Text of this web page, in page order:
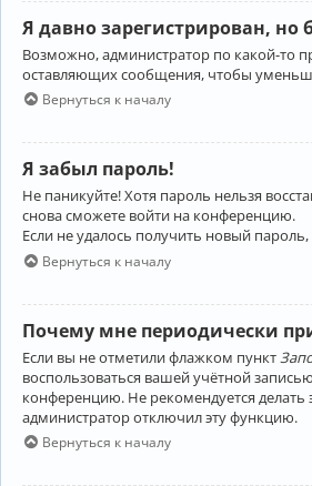
Я давно зарегистрирован, но
Возможно, администратор по какой-то
оставляющих сообщения, чтобы
Вернуться к началу
Я забыл пароль!
Не паникуйте! Хотя пароль нельзя
снова сможете войти на конференцию.
Если не удалось получить новый
Вернуться к началу
Почему мне периодически
Если вы не отметили флажком пункт
воспользоваться вашей учётной
конференцию. Не рекомендуется делать
администратор отключил эту функцию.
Вернуться к началу